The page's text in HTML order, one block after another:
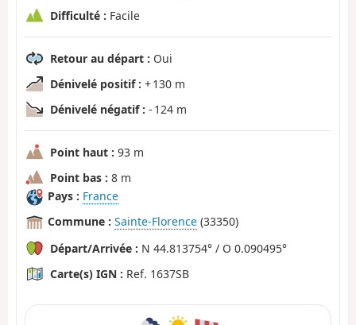
Difficulté : Facile
Retour au départ : Oui
Dénivelé positif : + 130 m
Dénivelé négatif : - 124 m
Point haut : 93 m
Point bas : 8 m
Pays : France
Commune : Sainte-Florence (33350)
Départ/Arrivée : N 44.813754° / O 0.090495°
Carte(s) IGN : Ref. 1637SB